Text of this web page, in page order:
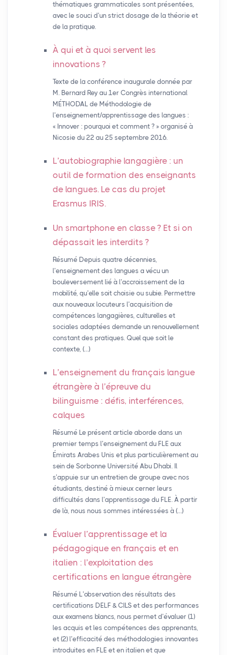
thématiques grammaticales sont présentées,
avec le souci d’un strict dosage de la théorie et
de la pratique.
À qui et à quoi servent les
innovations ?
Texte de la conférence inaugurale donnée par
M. Bernard Rey au 1er Congrès international
MÉTHODAL de Méthodologie de
l’enseignement/apprentissage des langues :
« Innover : pourquoi et comment ? » organisé à
Nicosie du 22 au 25 septembre 2016.
L’autobiographie langagière : un
outil de formation des enseignants
de langues. Le cas du projet
Erasmus IRIS.
Un smartphone en classe? Et si on
dépassait les interdits ?
Résumé Depuis quatre décennies,
l’enseignement des langues a vécu un
bouleversement lié à l’accroissement de la
mobilité, qu’elle soit choisie ou subie. Permettre
aux nouveaux locuteurs l’acquisition de
compétences langagières, culturelles et
sociales adaptées demande un renouvellement
constant des pratiques. Quel que soit le
contexte, (…)
L’enseignement du français langue
étrangère à l’épreuve du
bilinguisme : défis, interférences,
calques
Résumé Le présent article aborde dans un
premier temps l’enseignement du FLE aux
Émirats Arabes Unis et plus particulièrement au
sein de Sorbonne Université Abu Dhabi. Il
s’appuie sur un entretien de groupe avec nos
étudiants, destiné à mieux cerner leurs
difficultés dans l’apprentissage du FLE. À partir
de là, nous nous sommes intéressées à (…)
Évaluer l’apprentissage et la
pédagogique en français et en
italien : l’exploitation des
certifications en langue étrangère
Résumé L’observation des résultats des
certifications DELF & CILS et des performances
aux examens blancs, nous permet d’évaluer (1)
les acquis et les compétences des apprenants,
et (2) l’efficacité des méthodologies innovantes
introduites en FLE et en italien et que